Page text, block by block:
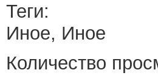
Теги:
Иное, Иное
Количество